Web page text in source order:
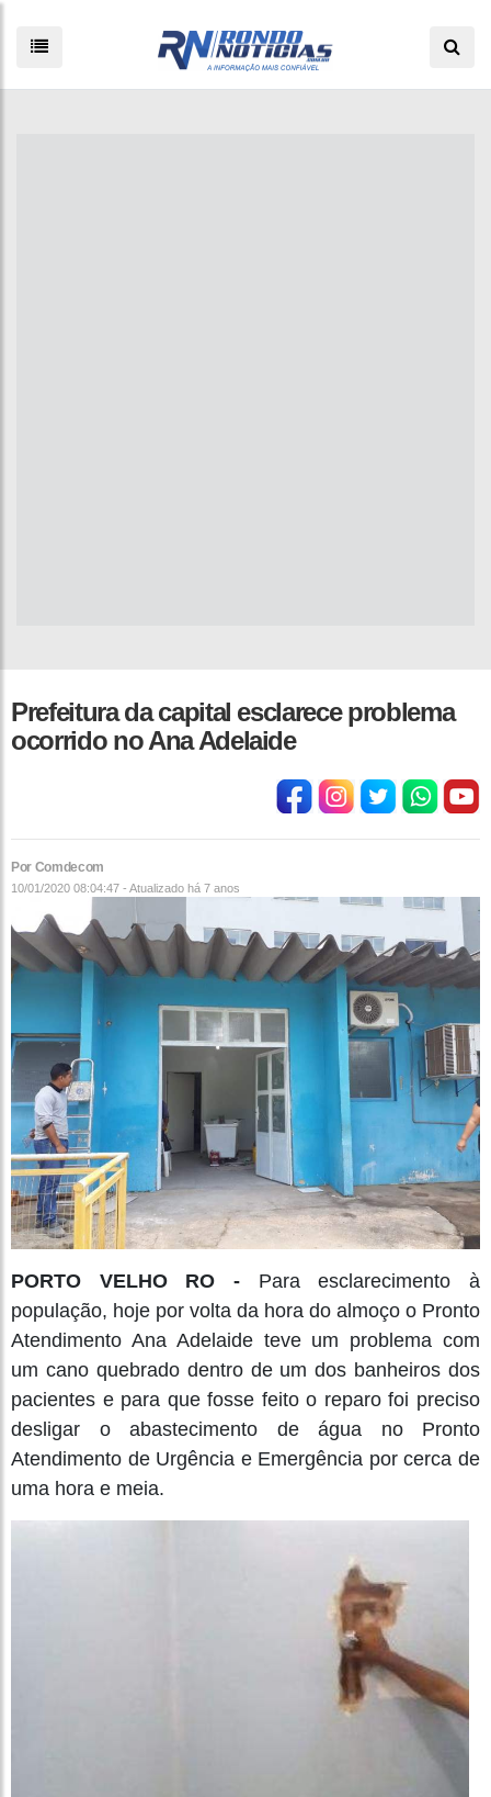
Prefeitura da capital esclarece problema
ocorrido no Ana Adelaide
Por Comdecom
10/01/2020 08:04:47 - Atualizado há 7 anos
PORTO VELHO RO - Para esclarecimento à
população, hoje por volta da hora do almoço o Pronto
Atendimento Ana Adelaide teve um problema com
um cano quebrado dentro de um dos banheiros dos
pacientes e para que fosse feito o reparo foi preciso
desligar o abastecimento de água no Pronto
Atendimento de Urgência e Emergência por cerca de
uma hora e meia.